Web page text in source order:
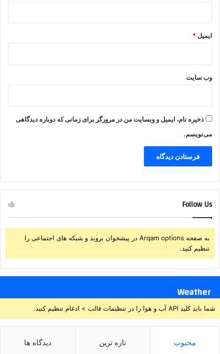
ایمیل *
وب‌ سایت
ذخیره نام، ایمیل و وبسایت من در مرورگر برای زمانی که دوباره دیدگاهی
می‌نویسم.
Follow Us
به صفحه Arqam options در پیشخوان بروید و شبکه های اجتماعی را
تنظیم کنید.
Weather
شما باید کلید API آب و هوا را در تنظیمات قالب > ادغام تنظیم کنید.
محبوب تازه ترین دیدگاه ها